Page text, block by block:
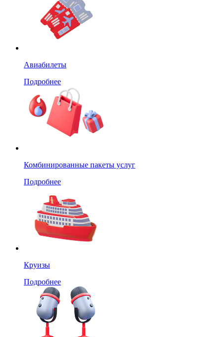
Авиабилеты
Подробнее
Комбинированные пакеты услуг
Подробнее
Круизы
Подробнее